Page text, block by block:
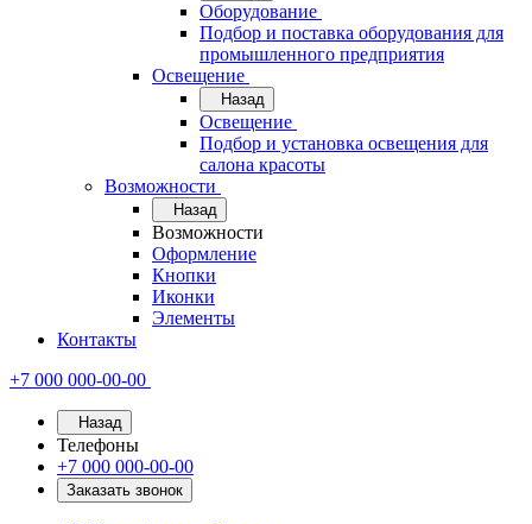
Оборудование
Подбор и поставка оборудования для
промышленного предприятия
Освещение
Назад
Освещение
Подбор и установка освещения для
салона красоты
Возможности
Назад
Возможности
Оформление
Кнопки
Иконки
Элементы
Контакты
+7 000 000-00-00
Назад
Телефоны
+7 000 000-00-00
Заказать звонок